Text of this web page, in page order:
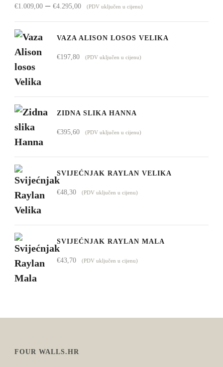
€1.009,00 – €4.295,00Raspon
cijena:
od
(PDV uključen u cijenu)
VAZA ALISON LOSOS VELIKA
€197,80 (PDV uključen u cijenu)
ZIDNA SLIKA HANNA
€395,60 (PDV uključen u cijenu)
SVIJEĆNJAK RAYLAN VELIKA
€48,30 (PDV uključen u cijenu)
SVIJEĆNJAK RAYLAN MALA
€43,70 (PDV uključen u cijenu)
FOUR WALLS.HR